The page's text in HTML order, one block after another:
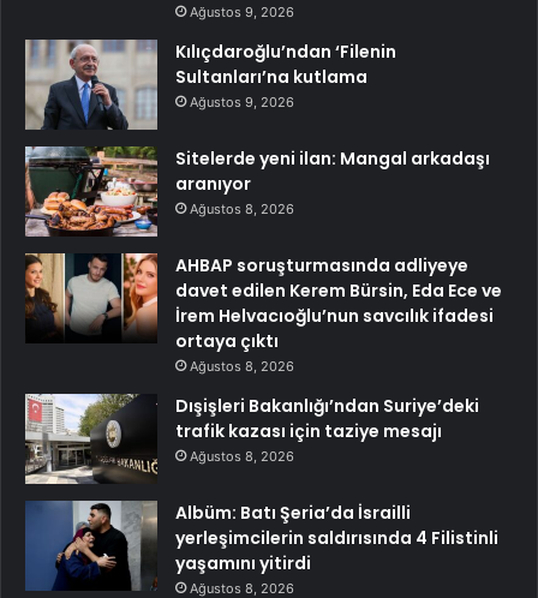
Ağustos 9, 2026
Kılıçdaroğlu’ndan ‘Filenin
Sultanları’na kutlama
Ağustos 9, 2026
Sitelerde yeni ilan: Mangal arkadaşı
aranıyor
Ağustos 8, 2026
AHBAP soruşturmasında adliyeye
davet edilen Kerem Bürsin, Eda Ece ve
İrem Helvacıoğlu’nun savcılık ifadesi
ortaya çıktı
Ağustos 8, 2026
Dışişleri Bakanlığı’ndan Suriye’deki
trafik kazası için taziye mesajı
Ağustos 8, 2026
Albüm: Batı Şeria’da İsrailli
yerleşimcilerin saldırısında 4 Filistinli
yaşamını yitirdi
Ağustos 8, 2026